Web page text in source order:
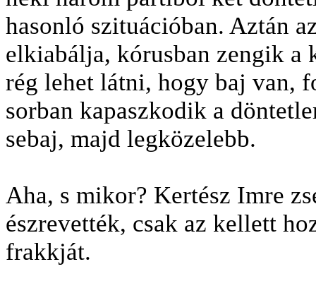
hasonló szituációban. Aztán
elkiabálja, kórusban zengik a
rég lehet látni, hogy baj van,
sorban kapaszkodik a
sebaj, majd legközelebb.
Aha, s mikor? Kertész Imre
észrevették, csak az kellett
frakkját.